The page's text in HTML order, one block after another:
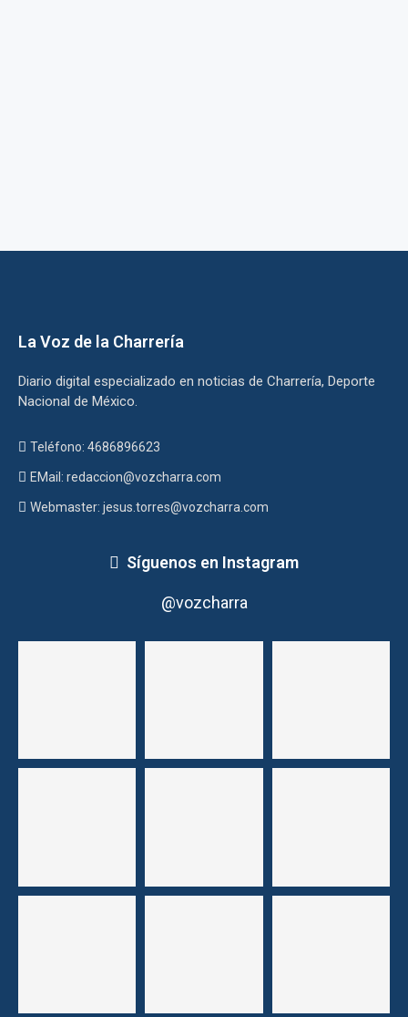
La Voz de la Charrería
Diario digital especializado en noticias de Charrería, Deporte
Nacional de México.
Teléfono: 4686896623
EMail: redaccion@vozcharra.com
Webmaster: jesus.torres@vozcharra.com
Síguenos en Instagram
@vozcharra